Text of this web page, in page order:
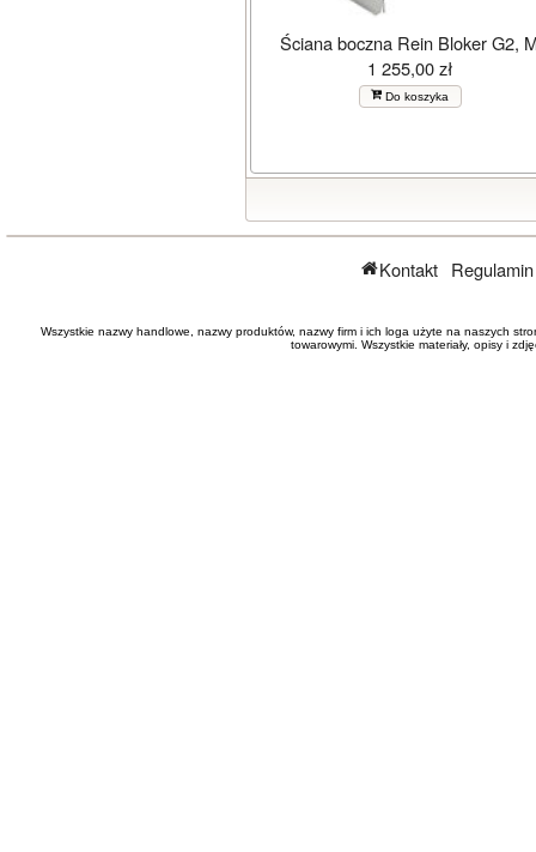
Ściana boczna Rein Bloker G2,
1 255,00 zł
Do koszyka
Kontakt
Wszystkie nazwy handlowe, nazwy produktów, nazwy firm i ich loga użyte na naszych
towarowymi. Wszystkie materiały, opisy i